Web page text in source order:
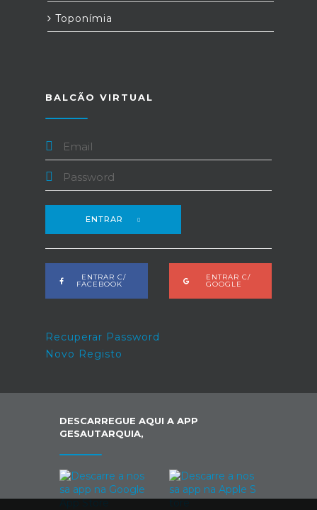
Toponímia
BALCÃO VIRTUAL
ENTRAR
ENTRAR C/
FACEBOOK
ENTRAR C/
GOOGLE
Recuperar Password
Novo Registo
DESCARREGUE AQUI A APP
GESAUTARQUIA,